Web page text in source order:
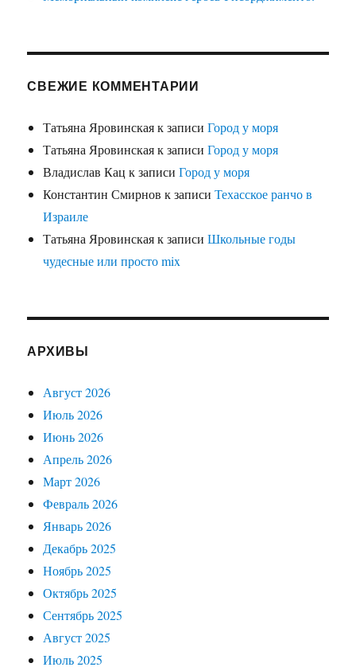
СВЕЖИЕ КОММЕНТАРИИ
Татьяна Яровинскаяк записиГород у моря
Татьяна Яровинскаяк записиГород у моря
Владислав Кац к записиГород у моря
Константин Смирнов к записиТехасское ранчо в
Израиле
Татьяна Яровинскаяк записиШкольные годы
чудесные или просто mix
АРХИВЫ
Август 2026
Июль 2026
Июнь 2026
Апрель 2026
Март 2026
Февраль 2026
Январь 2026
Декабрь 2025
Ноябрь 2025
Октябрь 2025
Сентябрь 2025
Август 2025
Июль 2025